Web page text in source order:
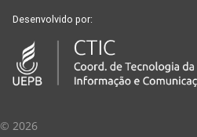
Desenvolvido por:
© 2026